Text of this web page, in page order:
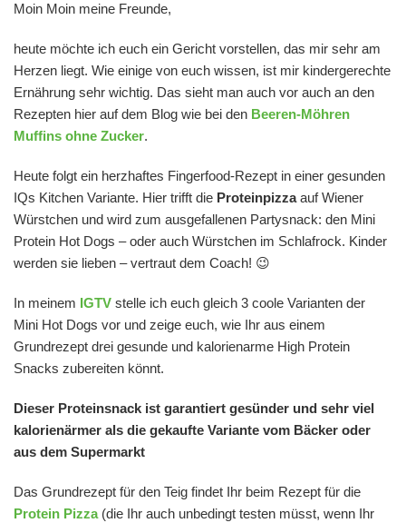
Moin Moin meine Freunde,
heute möchte ich euch ein Gericht vorstellen, das mir sehr am
Herzen liegt. Wie einige von euch wissen, ist mir kindergerechte
Ernährung sehr wichtig. Das sieht man auch vor auch an den
Rezepten hier auf dem Blog wie bei den Beeren-Möhren
Muffins ohne Zucker.
Heute folgt ein herzhaftes Fingerfood-Rezept in einer gesunden
IQs Kitchen Variante. Hier trifft die Proteinpizzaauf Wiener
Würstchen und wird zum ausgefallenen Partysnack: den Mini
Protein Hot Dogs – oder auch Würstchen im Schlafrock. Kinder
werden sie lieben – vertraut dem Coach! 😉
In meinem IGTV stelle ich euch gleich 3 coole Varianten der
Mini Hot Dogs vor und zeige euch, wie Ihr aus einem
Grundrezept drei gesunde und kalorienarme High Protein
Snacks zubereiten könnt.
Dieser Proteinsnack ist garantiert gesünder und sehr viel
kalorienärmer als die gekaufte Variante vom Bäcker oder
aus dem Supermarkt
Das Grundrezept für den Teig findet Ihr beim Rezept für die
Protein Pizza(die Ihr auch unbedingt testen müsst, wenn Ihr